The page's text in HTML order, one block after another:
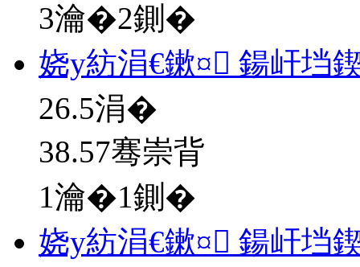
3瀹�2鍘�
娆у紡涓€鏉¤ 鍚屽垱
26.5涓�
38.57骞崇背
1瀹�1鍘�
娆у紡涓€鏉¤ 鍚屽垱